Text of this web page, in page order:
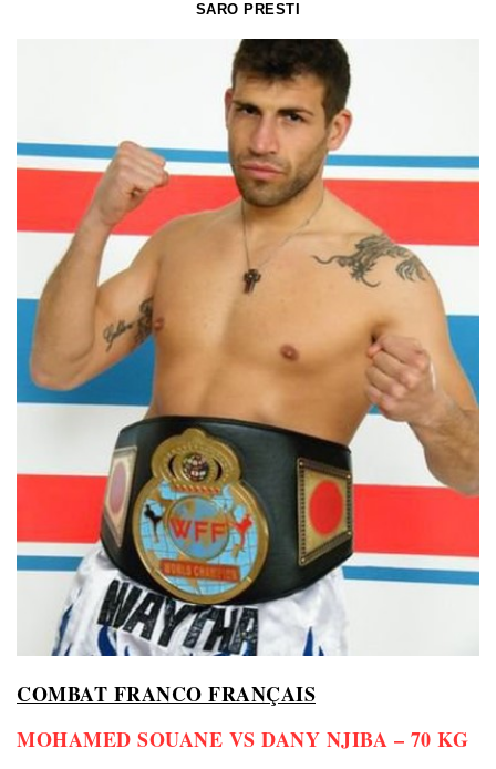
SARO PRESTI
COMBAT FRANCO FRANÇAIS
MOHAMED SOUANE VS DANY NJIBA – 70 KG